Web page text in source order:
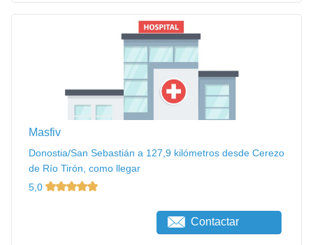
Masfiv
Donostia/San Sebastián a 127,9 kilómetros desde Cerezo
de Río Tirón, como llegar
5,0
Contactar